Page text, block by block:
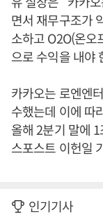
면서 재무구조가
소하고 O2O(온오
으로 수익을 내야
카카오는 로엔엔
수했는데 이에 따
올해 2분기 말에
스포스트 이헌일
인기기사